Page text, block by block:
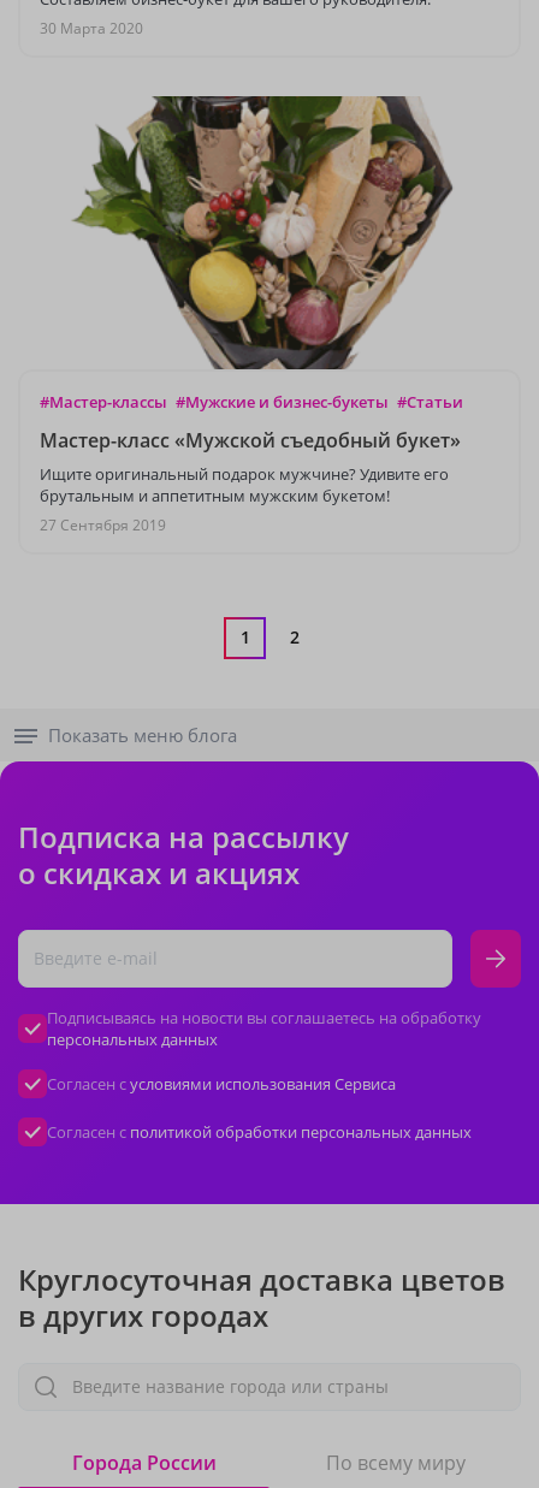
30 Марта 2020
#Мастер-классы #Мужские и бизнес-букеты #Статьи
Мастер-класс «Мужской съедобный букет»
Ищите оригинальный подарок мужчине? Удивите его
брутальным и аппетитным мужским букетом!
27 Сентября 2019
1 2
Показать меню блога
Подписка на рассылку
о скидках и акциях
Подписываясь на новости вы соглашаетесь на обработку
персональных данных
Согласен сусловиями использования Сервиса
Согласен с политикой обработки персональных данных
Круглосуточная доставка цветов
в других городах
Введите название города или страны
Города России По всему миру